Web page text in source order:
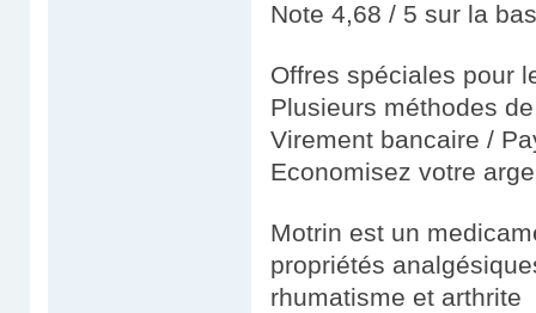
Note 4,68 / 5 sur la
Offres spéciales pour
Plusieurs méthodes
Virement bancaire /
Economisez votre
Motrin est un
propriétés
rhumatisme et arthrite